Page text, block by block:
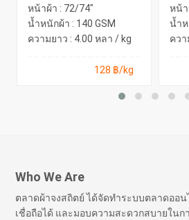
หน้าผ้า : 72/74"
น้ำหนักผ้า : 140 GSM
ความยาว : 4.00 หลา / kg
128 ฿/kg
หน้า
น้ำห
ควา
Who We Are
ตลาดผ้าจงสถิตย์ ได้จัดทำระบบตลาดออ
เชื่อถือได้ และมอบความสะดวกสบายใน